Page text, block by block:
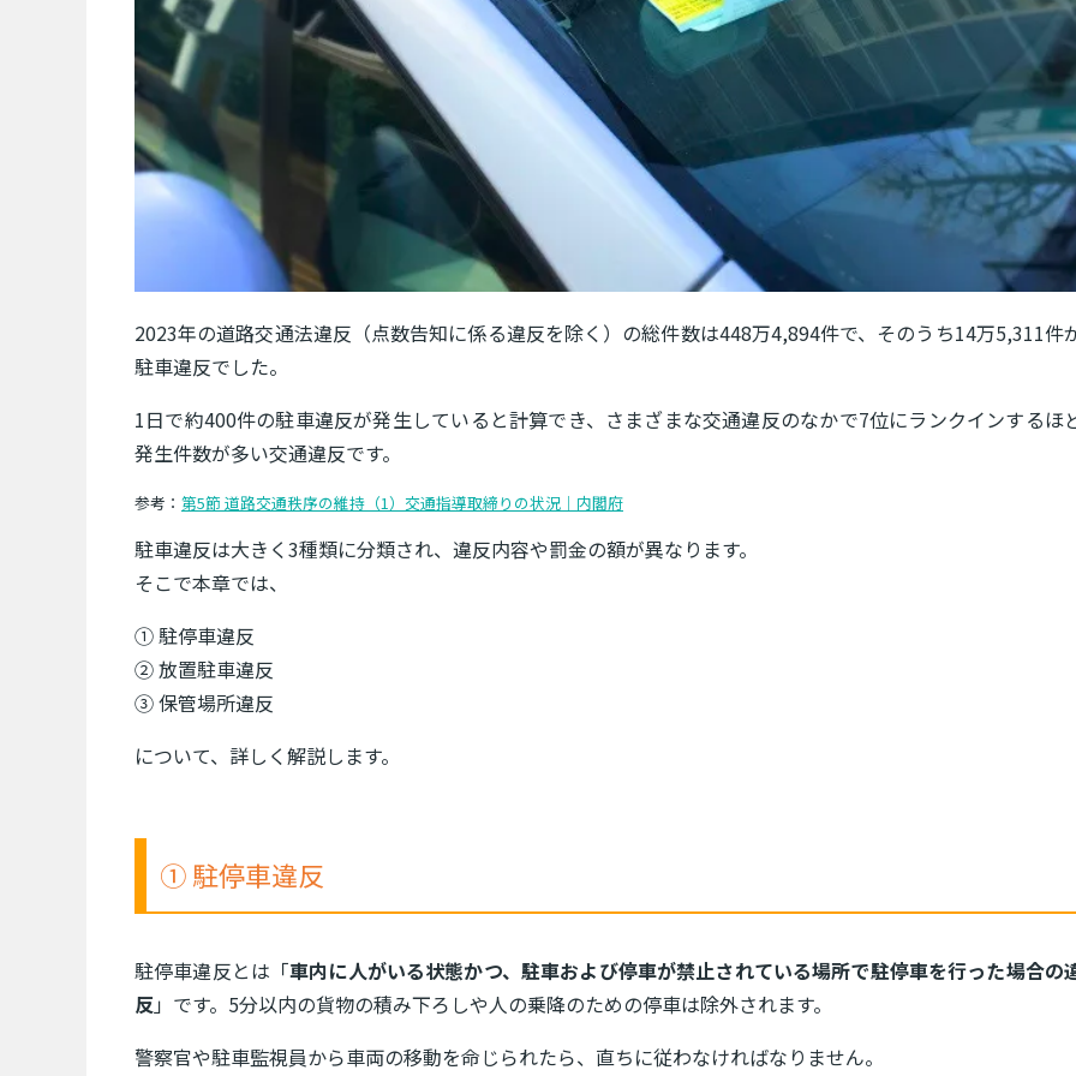
2023年の道路交通法違反（点数告知に係る違反を除く）の総件数は448万4,894件で、そのうち14万5,311件
駐車違反でした。
1日で約400件の駐車違反が発生していると計算でき、さまざまな交通違反のなかで7位にランクインするほ
発生件数が多い交通違反です。
参考： 第5節 道路交通秩序の維持（1）交通指導取締りの状況｜内閣府
駐車違反は大きく3種類に分類され、違反内容や罰金の額が異なります。
そこで本章では、
① 駐停車違反
② 放置駐車違反
③ 保管場所違反
について、詳しく解説します。
① 駐停車違反
駐停車違反とは「車内に人がいる状態かつ、駐車および停車が禁止されている場所で駐停車を行った場合の
反」です。5分以内の貨物の積み下ろしや人の乗降のための停車は除外されます。
警察官や駐車監視員から車両の移動を命じられたら、直ちに従わなければなりません。